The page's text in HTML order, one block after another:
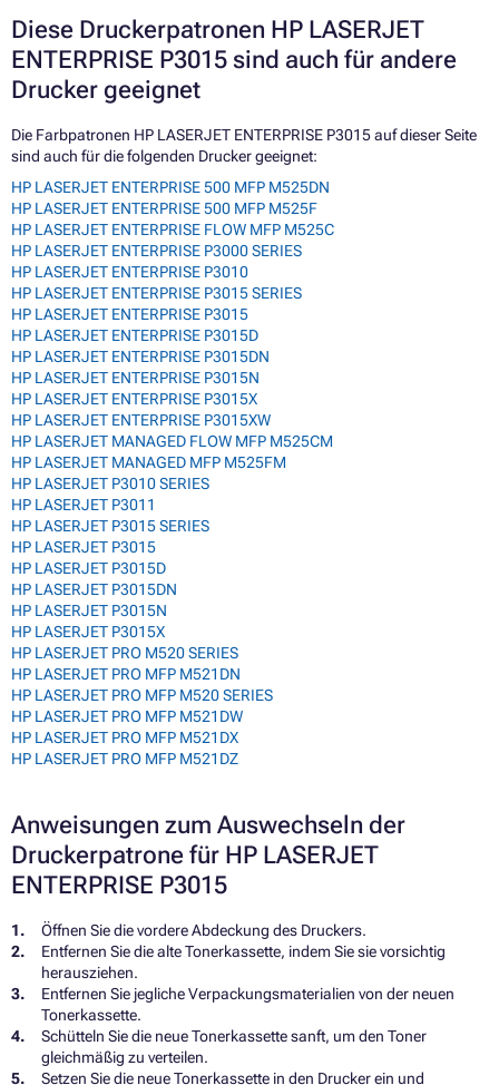
Diese Druckerpatronen HP LASERJET
ENTERPRISE P3015 sind auch für andere
Drucker geeignet
Die Farbpatronen HP LASERJET ENTERPRISE P3015 auf dieser Seite
sind auch für die folgenden Drucker geeignet:
HP LASERJET ENTERPRISE 500 MFP M525DN
HP LASERJET ENTERPRISE 500 MFP M525F
HP LASERJET ENTERPRISE FLOW MFP M525C
HP LASERJET ENTERPRISE P3000 SERIES
HP LASERJET ENTERPRISE P3010
HP LASERJET ENTERPRISE P3015 SERIES
HP LASERJET ENTERPRISE P3015
HP LASERJET ENTERPRISE P3015D
HP LASERJET ENTERPRISE P3015DN
HP LASERJET ENTERPRISE P3015N
HP LASERJET ENTERPRISE P3015X
HP LASERJET ENTERPRISE P3015XW
HP LASERJET MANAGED FLOW MFP M525CM
HP LASERJET MANAGED MFP M525FM
HP LASERJET P3010 SERIES
HP LASERJET P3011
HP LASERJET P3015 SERIES
HP LASERJET P3015
HP LASERJET P3015D
HP LASERJET P3015DN
HP LASERJET P3015N
HP LASERJET P3015X
HP LASERJET PRO M520 SERIES
HP LASERJET PRO MFP M521DN
HP LASERJET PRO MFP M520 SERIES
HP LASERJET PRO MFP M521DW
HP LASERJET PRO MFP M521DX
HP LASERJET PRO MFP M521DZ
Anweisungen zum Auswechseln der
Druckerpatrone für HP LASERJET
ENTERPRISE P3015
Öffnen Sie die vordere Abdeckung des Druckers.
Entfernen Sie die alte Tonerkassette, indem Sie sie vorsichtig
herausziehen.
Entfernen Sie jegliche Verpackungsmaterialien von der neuen
Tonerkassette.
Schütteln Sie die neue Tonerkassette sanft, um den Toner
gleichmäßig zu verteilen.
Setzen Sie die neue Tonerkassette in den Drucker ein und